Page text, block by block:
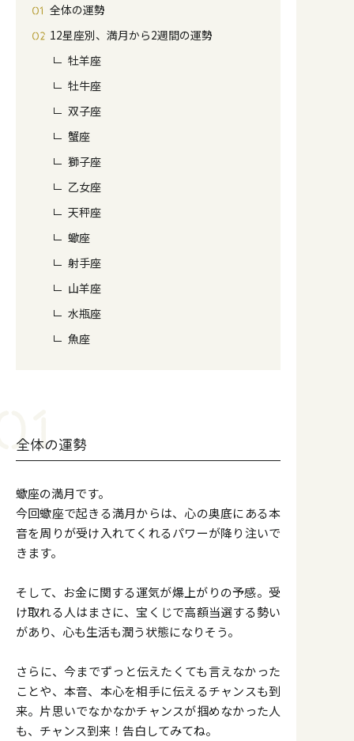
全体の運勢
12星座別、満月から2週間の運勢
牡羊座
牡牛座
双子座
蟹座
獅子座
乙女座
天秤座
蠍座
射手座
山羊座
水瓶座
魚座
全体の運勢
蠍座の満月です。
今回蠍座で起きる満月からは、心の奥底にある本
音を周りが受け入れてくれるパワーが降り注いで
きます。
そして、お金に関する運気が爆上がりの予感。受
け取れる人はまさに、宝くじで高額当選する勢い
があり、心も生活も潤う状態になりそう。
さらに、今までずっと伝えたくても言えなかった
ことや、本音、本心を相手に伝えるチャンスも到
来。片思いでなかなかチャンスが掴めなかった人
も、チャンス到来！告白してみてね。